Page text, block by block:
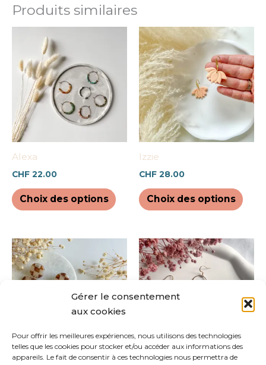
Gérer le consentement
aux cookies
Pour offrir les meilleures expériences, nous utilisons des technologies
telles que les cookies pour stocker et/ou accéder aux informations des
appareils. Le fait de consentir à ces technologies nous permettra de
Produits similaires
Alexa
CHF 22.00
Choix des options
produit
plusieurs
variations.
options
peuvent
la
produit
Izzie
CHF 28.00
Choix des options
a
Les
la
produit
a
options
peuvent
a